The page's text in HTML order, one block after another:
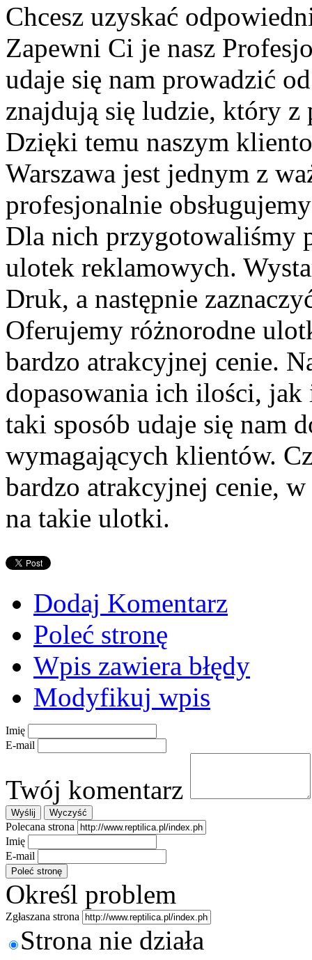
Chcesz uzyskać
Zapewni Ci je nasz
udaje się nam prowadzić
znajdują się ludzie, który z
Dzięki temu naszym
Warszawa jest jednym z
profesjonalnie
Dla nich przygotowaliśmy
ulotek reklamowych.
Druk, a następnie
Oferujemy różnorodne
bardzo atrakcyjnej cenie.
dopasowania ich ilości,
taki sposób udaje się nam
wymagających klientów.
bardzo atrakcyjnej cenie,
na takie ulotki.
Dodaj Komentarz
Poleć stronę
Wpis zawiera błędy
Modyfikuj wpis
Imię
E-mail
Twój komentarz
Polecana strona
Imię
E-mail
Określ problem
Zgłaszana strona
Strona nie działa